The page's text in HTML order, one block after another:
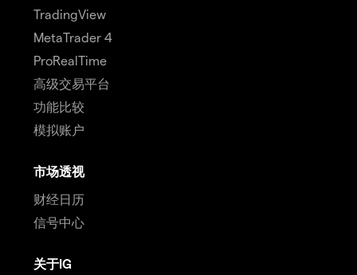
TradingView
MetaTrader 4
ProRealTime
高级交易平台
功能比较
模拟账户
市场透视
财经日历
信号中心
关于IG